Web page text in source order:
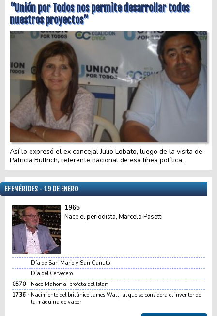
“Unión por Todos nos permite desarrollar todos
nuestros proyectos”
Así lo expresó el ex concejal Julio Lobato, luego de la visita de
Patricia Bullrich, referente nacional de esa línea política.
EFEMÉRIDES - 19 DE ENERO
1965
Nace el periodista, Marcelo Pasetti
Día de San Mario y San Canuto
Día del Cervecero
0570
Nace Mahoma, profeta del Islam
1736
Nacimiento del británico James Watt, al que se considera el inventor de
la máquina de vapor